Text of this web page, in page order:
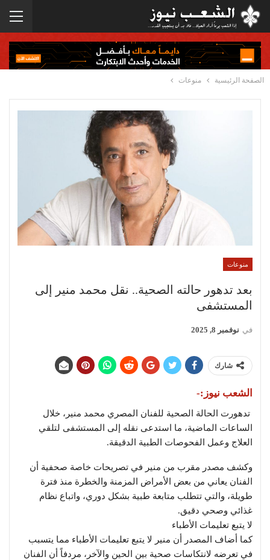
الصفحة الرئيسية منوعات
منوعات
بعد تدهور حالته الصحية.. نقل محمد منير إلى
المستشفى
في نوفمبر 8, 2025
شارك
الشعب نيوز:-
تدهورت الحالة الصحية للفنان المصري محمد منير، خلال
الساعات الماضية، ما استدعى نقله إلى المستشفى لتلقي
العلاج وعمل الفحوصات الطبية الدقيقة.
وكشف مصدر مقرب من منير في تصريحات خاصة صحفية أن
الفنان يعاني من بعض الأمراض المزمنة والخطرة منذ فترة
طويلة، والتي تتطلب متابعة طبية بشكل دوري، واتباع نظام
غذائي وصحي دقيق.
لا يتبع تعليمات الأطباء
كما أضاف المصدر أن منير لا يتبع تعليمات الأطباء مما يتسبب
في تعرضه لانتكاسات صحية بين الحين والآخر، مردفاً أن الفنان